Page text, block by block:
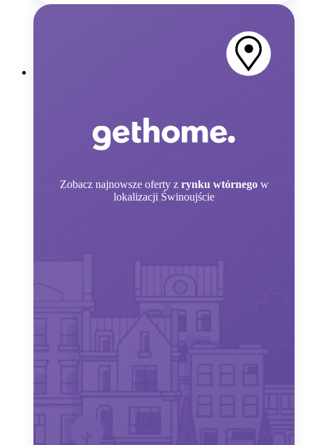
Zobacz najnowsze oferty z rynku wtórnego w
lokalizacji Świnoujście